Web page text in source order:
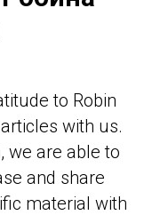
to Robin
with us.
we are able to
and share
material with